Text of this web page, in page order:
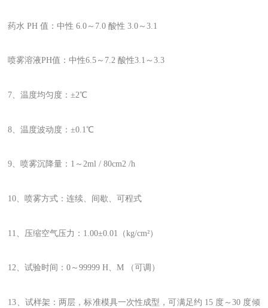
药水 PH 值：中性 6.0～7.0 酸性 3.0～3.1
喷雾溶液PH值：中性6.5～7.2 酸性3.1～3.3
7、温度均匀度：±2℃
8、温度波动度：±0.1℃
9、喷雾沉降量：1～2ml / 80cm2 /h
10、喷雾方式：连续、间歇、可程式
11、压缩空气压力：1.00±0.01（kg/cm²）
12、试验时间：0～99999 H、M （可调）
13、试样架：两层，标准模具一次性成型，可满足约 15 度～30 度倾